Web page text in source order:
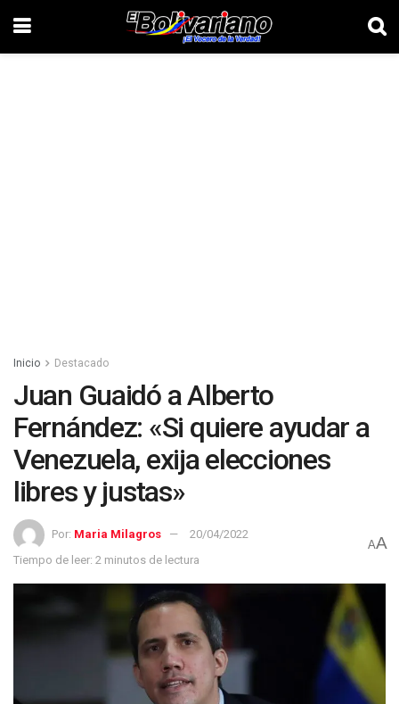
Inicio Destacado
Juan Guaidó a Alberto
Fernández: «Si quiere ayudar a
Venezuela, exija elecciones
libres y justas»
Por: Maria Milagros
20/04/2022
Tiempo de leer: 2 minutos de lectura
AA